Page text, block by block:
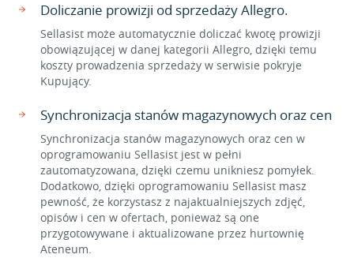
Doliczanie prowizji od sprzedaży Allegro.
Sellasist może automatycznie doliczać kwotę prowizji
obowiązującej w danej kategorii Allegro, dzięki temu
koszty prowadzenia sprzedaży w serwisie pokryje
Kupujący.
Synchronizacja stanów magazynowych oraz cen
Synchronizacja stanów magazynowych oraz cen w
oprogramowaniu Sellasist jest w pełni
zautomatyzowana, dzięki czemu unikniesz pomyłek.
Dodatkowo, dzięki oprogramowaniu Sellasist masz
pewność, że korzystasz z najaktualniejszych zdjęć,
opisów i cen w ofertach, ponieważ są one
przygotowywane i aktualizowane przez hurtownię
Ateneum.